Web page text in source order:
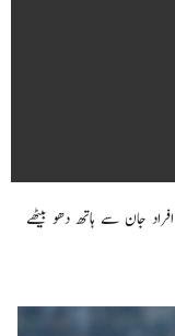
جان سے ہاتھ دھو بیٹھے